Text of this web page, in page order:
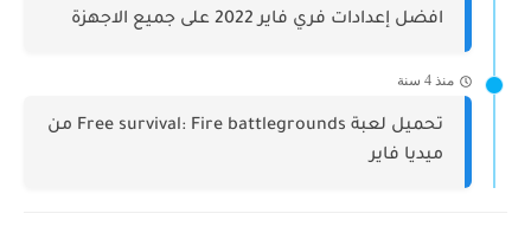
افضل إعدادات فري فاير 2022 على جميع الاجهزة
منذ 4 سنة
تحميل لعبة Free survival: Fire battlegrounds من
ميديا فاير